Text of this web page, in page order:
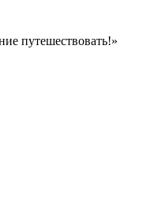
путешествовать!»